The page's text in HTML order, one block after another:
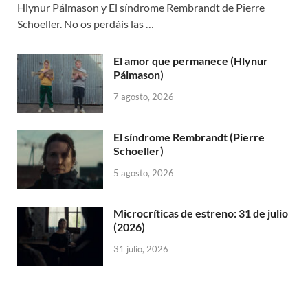
Hlynur Pálmason y El síndrome Rembrandt de Pierre
Schoeller. No os perdáis las …
El amor que permanece (Hlynur
Pálmason)
7 agosto, 2026
El síndrome Rembrandt (Pierre
Schoeller)
5 agosto, 2026
Microcríticas de estreno: 31 de julio
(2026)
31 julio, 2026